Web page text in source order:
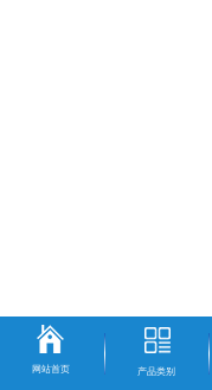
网站首页 产品类别